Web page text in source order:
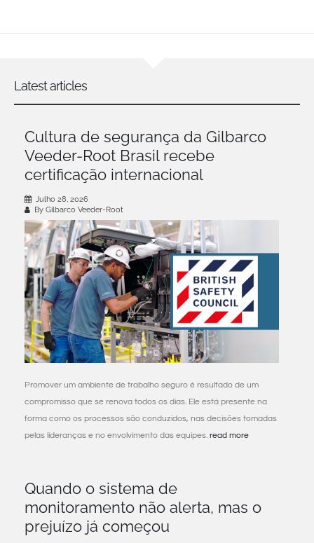
Latest articles
Cultura de segurança da Gilbarco
Veeder-Root Brasil recebe
certificação internacional
Julho 28, 2026
By Gilbarco Veeder-Root
Promover um ambiente de trabalho seguro é resultado de um
compromisso que se renova todos os dias. Ele está presente na
forma como os processos são conduzidos, nas decisões tomadas
pelas lideranças e no envolvimento das equipes. read more
Quando o sistema de
monitoramento não alerta, mas o
prejuízo já começou